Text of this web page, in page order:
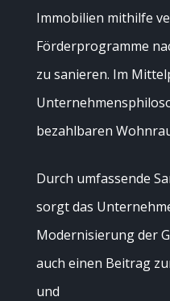
Immobilien mithilfe
Förderprogramme
zu sanieren. Im
bezahlbaren
Durch umfassende
sorgt das
Modernisierung der
auch einen Beitrag
und